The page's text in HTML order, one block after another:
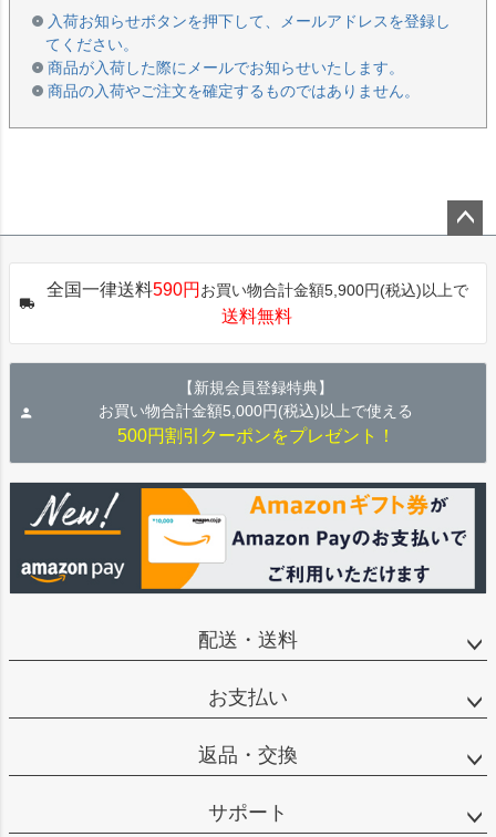
入荷お知らせボタンを押下して、メールアドレスを登録し
てください。
商品が入荷した際にメールでお知らせいたします。
商品の入荷やご注文を確定するものではありません。
ップ
全国一律送料590円 お買い物合計金額5,900円(税込)以上で
送料無料
【新規会員登録特典】
お買い物合計金額5,000円(税込)以上で使える
500円割引クーポンをプレゼント！
配送・送料
お支払い
返品・交換
サポート